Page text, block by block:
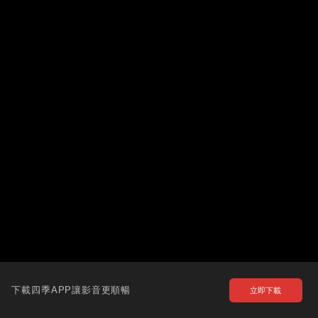
下載四季APP讓影音更順暢 立即下載